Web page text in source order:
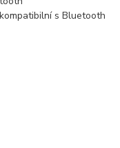
s Bluetooth